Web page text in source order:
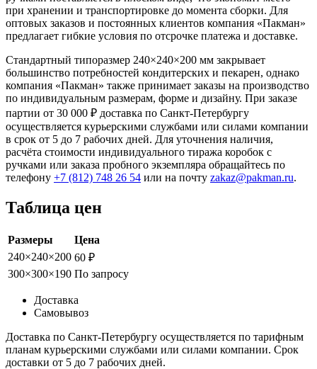
при хранении и транспортировке до момента сборки. Для
оптовых заказов и постоянных клиентов компания «Пакман»
предлагает гибкие условия по отсрочке платежа и доставке.
Стандартный типоразмер 240×240×200 мм закрывает
большинство потребностей кондитерских и пекарен, однако
компания «Пакман» также принимает заказы на производство
по индивидуальным размерам, форме и дизайну. При заказе
партии от 30 000 ₽ доставка по Санкт-Петербургу
осуществляется курьерскими службами или силами компании
в срок от 5 до 7 рабочих дней. Для уточнения наличия,
расчёта стоимости индивидуального тиража коробок с
ручками или заказа пробного экземпляра обращайтесь по
телефону +7 (812) 748 26 54 или на почту zakaz@pakman.ru.
Таблица цен
Размеры
Цена
240×240×200 60 ₽
300×300×190 По запросу
Доставка
Самовывоз
Доставка по Санкт-Петербургу осуществляется по тарифным
планам курьерскими службами или силами компании. Срок
доставки от 5 до 7 рабочих дней.